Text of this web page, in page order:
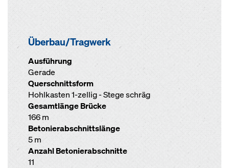
Überbau/Tragwerk
Ausführung
Gerade
Querschnittsform
Hohlkasten 1-zellig - Stege schräg
Gesamtlänge Brücke
166 m
Betonierabschnittslänge
5 m
Anzahl Betonierabschnitte
11